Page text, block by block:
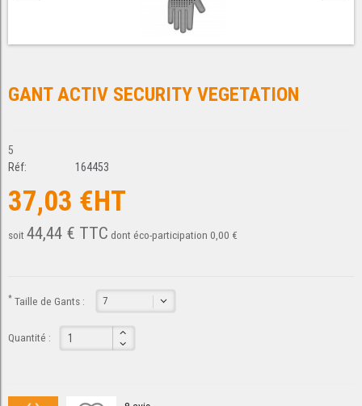
GANT ACTIV SECURITY VEGETATION
5
Réf:
164453
37,03 €HT
soit 44,44 € TTC dont éco-participation 0,00 €
* Taille de Gants :
Quantité :